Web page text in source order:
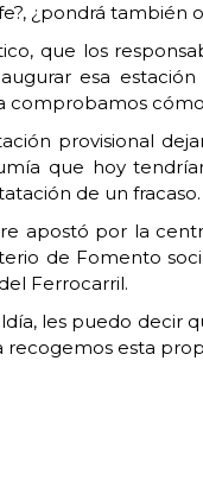
¿pondrá también
que los
esa
comprobamos
provisional
que hoy
de un fracaso.
apostó por la
de Fomento
Ferrocarril.
les puedo decir
esta